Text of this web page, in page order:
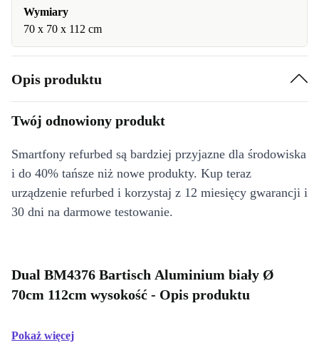
Wymiary
70 x 70 x 112 cm
Opis produktu
Twój odnowiony produkt
Smartfony refurbed są bardziej przyjazne dla środowiska
i do 40% tańsze niż nowe produkty. Kup teraz
urządzenie refurbed i korzystaj z 12 miesięcy gwarancji i
30 dni na darmowe testowanie.
Dual BM4376 Bartisch Aluminium biały Ø
70cm 112cm wysokość - Opis produktu
Pokaż więcej